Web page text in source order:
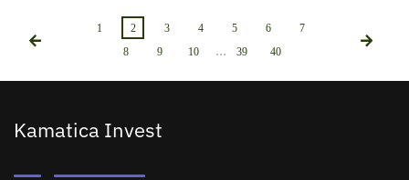
1 2 3 4 5 6
7
8
9 10 ... 39 40
Kamatica Invest